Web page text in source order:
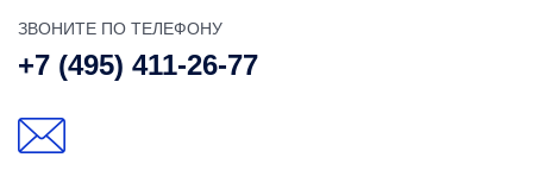
ЗВОНИТЕ ПО ТЕЛЕФОНУ
+7 (495) 411-26-77